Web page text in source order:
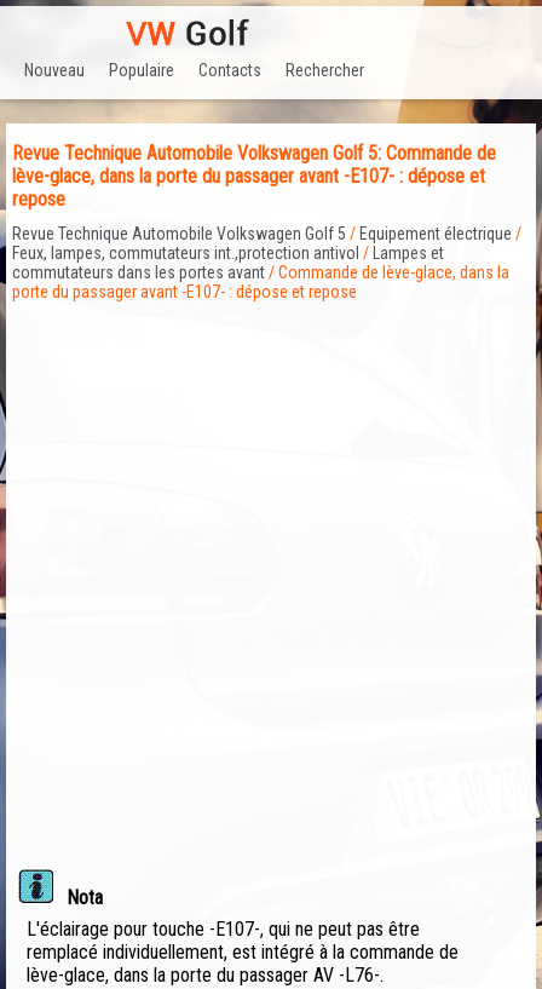
Nouveau Populaire Contacts Rechercher
Revue Technique Automobile Volkswagen Golf 5: Commande de
lève-glace, dans la porte du passager avant -E107- : dépose et
repose
Revue Technique Automobile Volkswagen Golf 5 / Equipement électrique /
Feux, lampes, commutateurs int.,protection antivol / Lampes et
commutateurs dans les portes avant/ Commande de lève-glace, dans la
porte du passager avant -E107- : dépose et repose
Nota
L'éclairage pour touche -E107-, qui ne peut pas être
remplacé individuellement, est intégré à la commande de
lève-glace, dans la porte du passager AV -L76-.